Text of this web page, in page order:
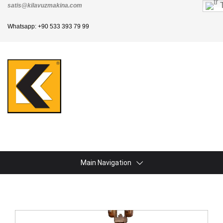
satis@kilavuzmakina.com
Whatsapp: +90 533 393 79 99
Main Navigation